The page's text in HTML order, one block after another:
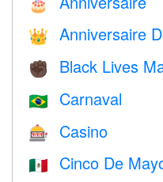
🎂
👑 Anniversaire
✊🏿 Black Lives
🇧🇷 Carnaval
🎰 Casino
🇲🇽 Cinco De